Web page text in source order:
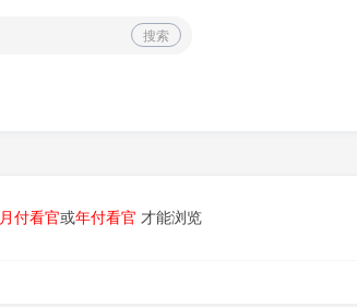
搜索
月付看官或年付看官 才能浏览